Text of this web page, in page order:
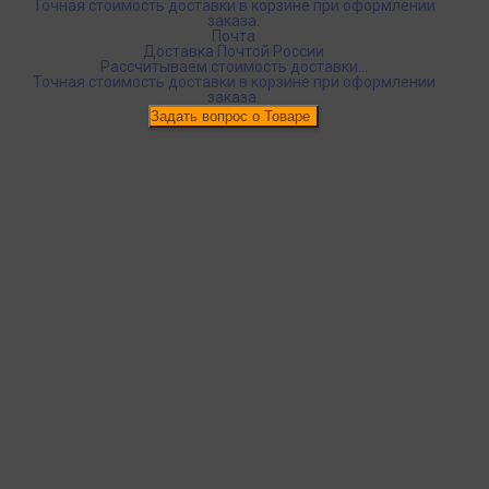
Точная стоимость доставки в корзине при оформлении
заказа.
Почта
Доставка Почтой России
Рассчитываем стоимость доставки...
Точная стоимость доставки в корзине при оформлении
заказа.